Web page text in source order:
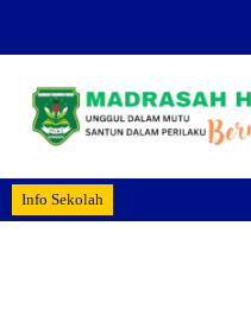
Info Sekolah